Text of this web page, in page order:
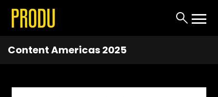
Content Americas 2025